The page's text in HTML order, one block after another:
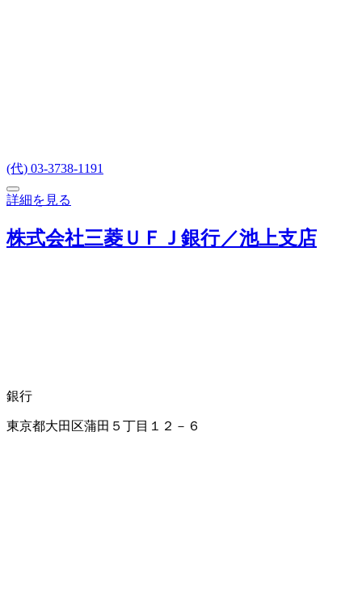
(代) 03-3738-1191
詳細を見る
株式会社三菱ＵＦＪ銀行／池上支店
銀行
東京都大田区蒲田５丁目１２－６